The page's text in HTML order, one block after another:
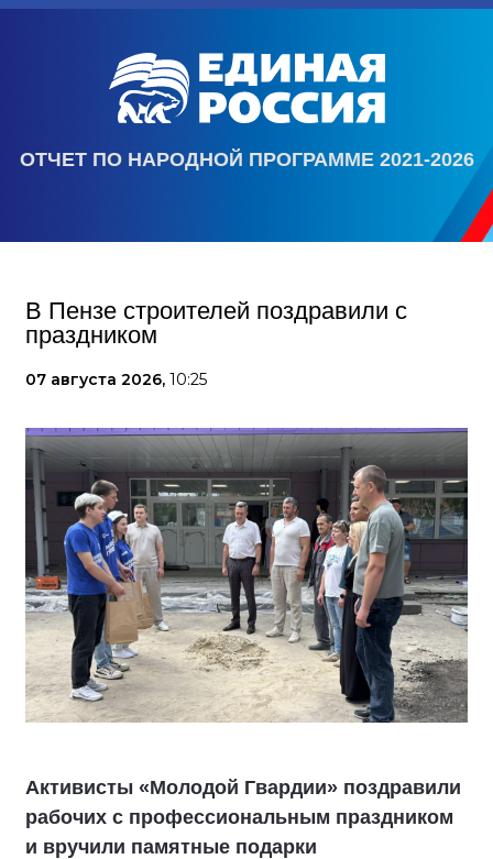
ОТЧЕТ ПО НАРОДНОЙ ПРОГРАММЕ 2021-2026
В Пензе строителей поздравили с
праздником
07 августа 2026, 10:25
Активисты «Молодой Гвардии» поздравили
рабочих с профессиональным праздником
и вручили памятные подарки